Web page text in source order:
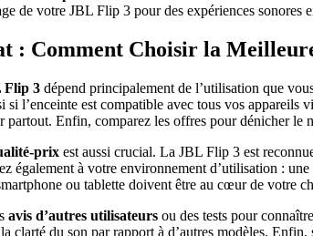
de votre JBL Flip 3 pour des expériences sonores
: Comment Choisir la
Flip 3 dépend principalement de l’utilisation que
si l’enceinte est compatible avec tous vos
partout. Enfin, comparez les offres pour dénicher
prix est aussi crucial. La JBL Flip 3 est
également à votre environnement d’utilisation :
ou tablette doivent être au cœur de votre
avis d’autres utilisateurs ou des tests pour
clarté du son par rapport à d’autres modèles.